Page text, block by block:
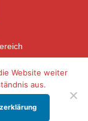
Website weiter
aus.